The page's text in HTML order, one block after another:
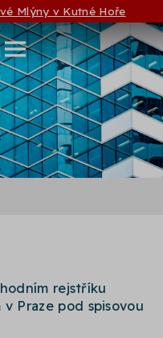
Mlýny v Kutné Hoře
rejstříku
Praze pod spisovou